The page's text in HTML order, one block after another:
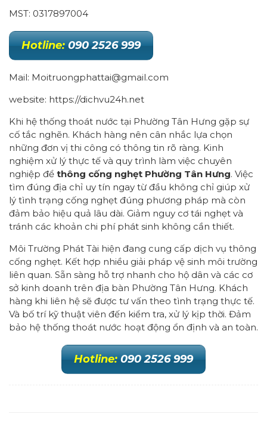
MST: 0317897004
Hotline: 090 2526 999
Mail: Moitruongphattai@gmail.com
website: https://dichvu24h.net
Khi hệ thống thoát nước tại Phường Tân Hưng gặp sự
cố tắc nghẽn. Khách hàng nên cân nhắc lựa chọn
những đơn vị thi công có thông tin rõ ràng. Kinh
nghiệm xử lý thực tế và quy trình làm việc chuyên
nghiệp để thông cống nghẹt Phường Tân Hưng. Việc
tìm đúng địa chỉ uy tín ngay từ đầu không chỉ giúp xử
lý tình trạng cống nghẹt đúng phương pháp mà còn
đảm bảo hiệu quả lâu dài. Giảm nguy cơ tái nghẹt và
tránh các khoản chi phí phát sinh không cần thiết.
Môi Trường Phát Tài hiện đang cung cấp dịch vụ thông
cống nghẹt. Kết hợp nhiều giải pháp vệ sinh môi trường
liên quan. Sẵn sàng hỗ trợ nhanh cho hộ dân và các cơ
sở kinh doanh trên địa bàn Phường Tân Hưng. Khách
hàng khi liên hệ sẽ được tư vấn theo tình trạng thực tế.
Và bố trí kỹ thuật viên đến kiểm tra, xử lý kịp thời. Đảm
bảo hệ thống thoát nước hoạt động ổn định và an toàn.
Hotline: 090 2526 999